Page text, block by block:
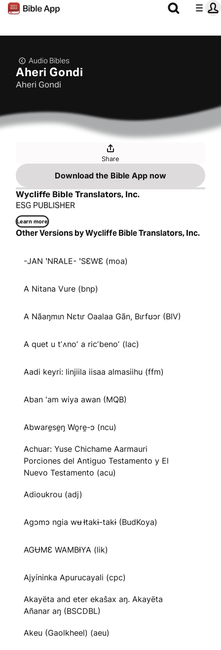
Audio Bibles
Aheri Gondi
Aheri Gondi
Share
Download the Bible App now
Wycliffe Bible Translators, Inc.
ESG PUBLISHER
Learn more
Other Versions by Wycliffe Bible Translators, Inc.
-JAN ꞌNRALE- ꞌSƐWƐ (moa)
A Nitana Vure (bnp)
A Nãaŋmɩn Nɛtɩr Oaalaa Gãn, Bɩrfʊɔr (BIV)
A quet u tʼʌnoʼ a ricʼbenoʼ (lac)
Aadi keyri: linjiila iisaa almasiihu (ffm)
Aban 'am wiya awan (MQB)
Abware̱se̱ŋ Wo̱re̱-ɔ (ncu)
Achuar: Yuse Chichame Aarmauri
Porciones del Antiguo Testamento y El
Nuevo Testamento (acu)
Adioukrou (adj)
Agɔmɔ ngia wʉ Ɨtakɨ-takɨ (BudKoya)
AGɄMƐ WAMBƗYA (lik)
Ajyíninka Apurucayali (cpc)
Akayëta and eter ekaŝax aŋ. Akayëta
Añanar aŋ (BSCDBL)
Akeu (Gaolkheel) (aeu)